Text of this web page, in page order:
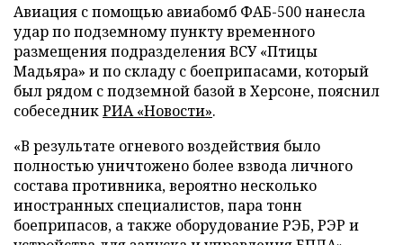
Авиация с помощью авиабомб ФАБ-500 нанесла
удар по подземному пункту временного
размещения подразделения ВСУ «Птицы
Мадьяра» и по складу с боеприпасами, который
был рядом с подземной базой в Херсоне, пояснил
собеседникРИА «Новости».
«В результате огневого воздействия было
полностью уничтожено более взвода личного
состава противника, вероятно несколько
иностранных специалистов, пара тонн
боеприпасов, а также оборудование РЭБ, РЭР и